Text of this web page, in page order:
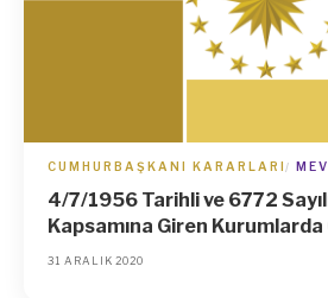
CUMHURBAŞKANI KARARLARI
4/7/1956 Tarihli ve 6772
Kapsamına Giren Kurumlarda
2021 Yılında Verilecek İlave
31 ARALIK 2020